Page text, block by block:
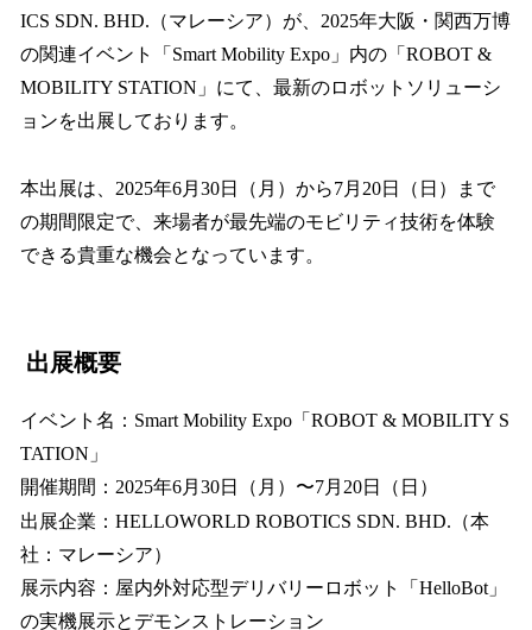
ICS SDN. BHD.（マレーシア）が、2025年大阪・関西万博
の関連イベント「Smart Mobility Expo」内の「ROBOT &
MOBILITY STATION」にて、最新のロボットソリューシ
ョンを出展しております。
本出展は、2025年6月30日（月）から7月20日（日）まで
の期間限定で、来場者が最先端のモビリティ技術を体験
できる貴重な機会となっています。
出展概要
イベント名：Smart Mobility Expo「ROBOT & MOBILITY S
TATION」
開催期間：2025年6月30日（月）〜7月20日（日）
出展企業：HELLOWORLD ROBOTICS SDN. BHD.（本
社：マレーシア）
展示内容：屋内外対応型デリバリーロボット「HelloBot」
の実機展示とデモンストレーション